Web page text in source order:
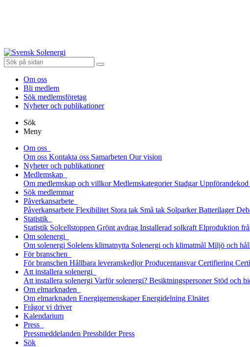
Om oss
Bli medlem
Sök medlemsföretag
Nyheter och publikationer
Sök
Meny
Om oss
Om oss Kontakta oss Samarbeten Our vision
Nyheter och publikationer
Medlemskap
Om medlemskap och villkor Medlemskategorier Stadgar Uppförandekod
Sök medlemmar
Påverkansarbete
Påverkansarbete Flexibilitet Stora tak Små tak Solparker Batterilager
Statistik
Statistik Solcellstoppen Grönt avdrag Installerad solkraft Elproduktion
Om solenergi
Om solenergi Solelens klimatnytta Solenergi och klimatmål Miljö och
För branschen
För branschen Hållbara leveranskedjor Producentansvar Certifiering
Att installera solenergi
Att installera solenergi Varför solenergi? Besiktningspersoner Stöd och
Om elmarknaden
Om elmarknaden Energigemenskaper Energidelning Elnätet
Frågor vi driver
Kalendarium
Press
Pressmeddelanden Pressbilder Press
Sök